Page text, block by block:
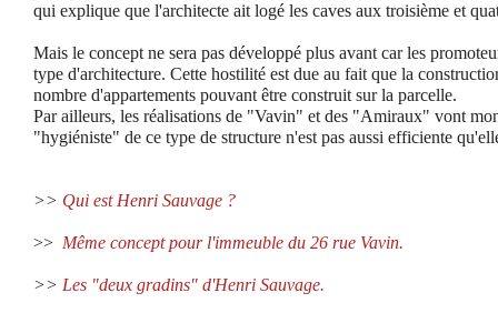
qui explique que l'architecte ait logé les caves aux troisième et
Mais le concept ne sera pas développé plus avant car les
type d'architecture. Cette hostilité est due au fait que la
nombre d'appartements pouvant être construit sur la parcelle.
Par ailleurs, les réalisations de "Vavin" et des "Amiraux" vont
"hygiéniste" de ce type de structure n'est pas aussi efficiente
>> Qui est Henri Sauvage ?
>> Même concept pour l'immeuble du 26 rue Vavin.
>> Les "deux gradins" d'Henri Sauvage.